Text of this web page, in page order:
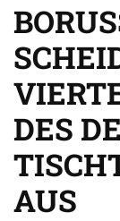
DES
AUS